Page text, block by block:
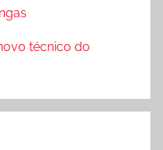
técnico do